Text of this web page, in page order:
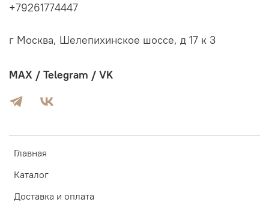
Главная
Каталог
Доставка и оплата
+79261774447
г Москва, Шелепихинское шоссе, д 17 к 3
MAX / Telegram / VK